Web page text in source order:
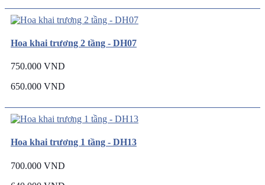
Hoa khai trương 2 tầng - DH07
750.000 VND
650.000 VND
Hoa khai trương 1 tầng - DH13
700.000 VND